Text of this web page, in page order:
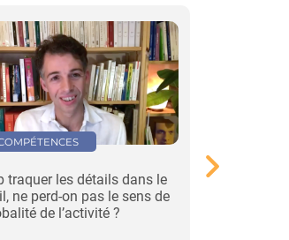
traquer les détails dans le
ne perd-on pas le sens de
de l’activité ?